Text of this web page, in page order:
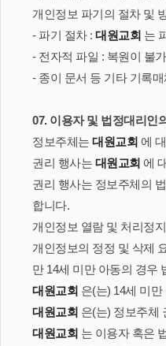
개인정보 파기의 절차 및
- 파기 절차 : 대원교회 는
- 전자적 파일 : 복원이 불
- 종이 문서 등 기타 기록
07. 이용자 및 법정대리인
정보주체는 대원교회 에
권리 행사는 대원교회 에
권리 행사는 정보주체의
합니다.
개인정보 열람 및 처리정
개인정보의 정정 및 삭제
만 14세 미만 아동의 경우
대원교회 은(는) 14세 미
대원교회 은(는) 정보주체
대원교회 는 이용자 혹은